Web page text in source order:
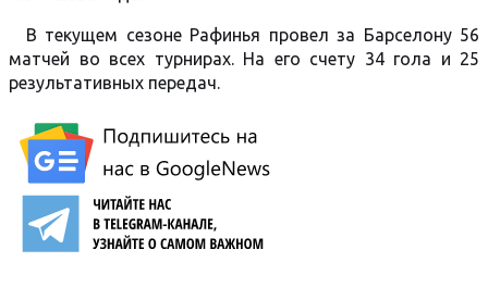
В текущем сезоне Рафинья провел за Барселону 56
матчей во всех турнирах. На его счету 34 гола и 25
результативных передач.